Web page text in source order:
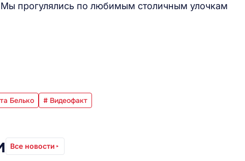
прогулялись по любимым столичным улочкам
Белько # Видеофакт
Все новости